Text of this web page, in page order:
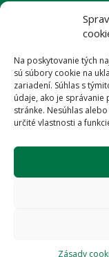
Na poskytovanie tých
sú súbory cookie na
zariadení. Súhlas s
údaje, ako je
stránke. Nesúhlas
určité vlastnosti a
Zásady
+421(0) 905 247 463
info@drevenydom.sk
spracoval: